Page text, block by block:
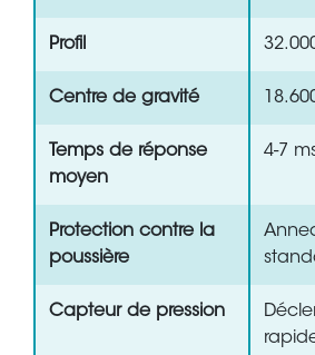
Profil
Centre de gravité
Temps de réponse
moyen
4-7
Protection contre la
poussière
Capteur de pression